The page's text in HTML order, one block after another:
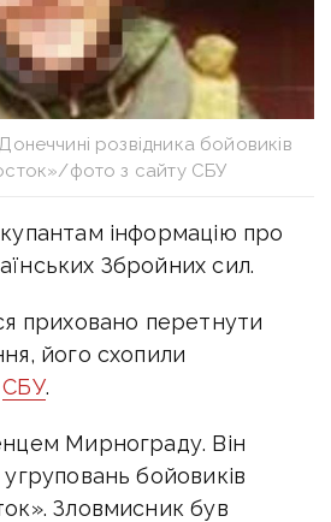
розвідника бойовиків
фото з сайту СБУ
інформацію про
Збройних сил.
приховано перетнути
його схопили
СБУ.
Мирнограду. Він
бойовиків
Зловмисник був